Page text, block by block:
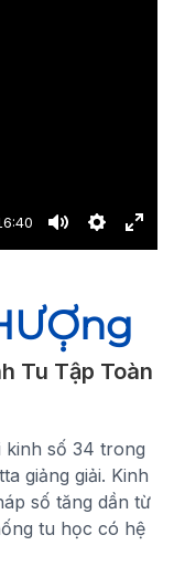
MuteSettings
Tu Tập Toàn
kinh số 34 trong
giảng giải. Kinh
số tăng dần từ
tu học có hệ